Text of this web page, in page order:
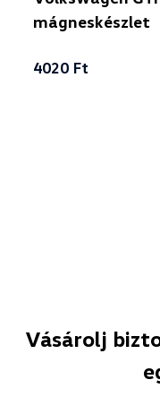
mágneskészlet
4020 Ft
Vásárolj